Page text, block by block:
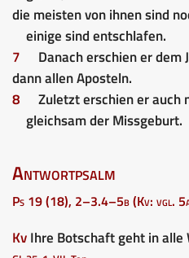
die meisten von ihnen sind
einige sind entschlafen.
7
Danach erschien er dem
dann allen Aposteln.
8
Zuletzt erschien er auch
gleichsam der Missgeburt.
Antwortpsalm
Ps 19 (18), 2–3.4–5b (Kv: vgl.
KvIhre Botschaft geht in alle